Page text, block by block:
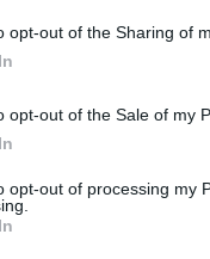
opt-out of the Sharing of
opt-out of the Sale of my
opt-out of processing my
νεφώσεις